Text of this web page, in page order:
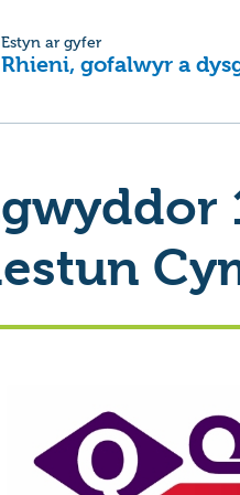
Estyn ar gyfer
Rhieni, gofalwyr a